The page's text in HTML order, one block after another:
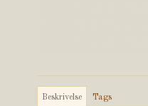
Beskrivelse Tags